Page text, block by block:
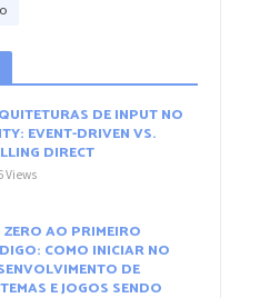
DE INPUT NO
EVENT-DRIVEN VS.
DIRECT
Views
AO PRIMEIRO
COMO INICIAR NO
DE
E JOGOS SENDO